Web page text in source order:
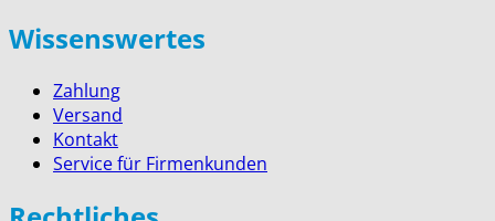
Wissenswertes
Zahlung
Versand
Kontakt
Service für Firmenkunden